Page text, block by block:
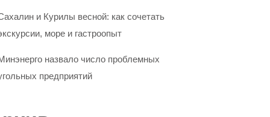
и Курилы весной: как сочетать
море и гастроопыт
назвало число проблемных
предприятий